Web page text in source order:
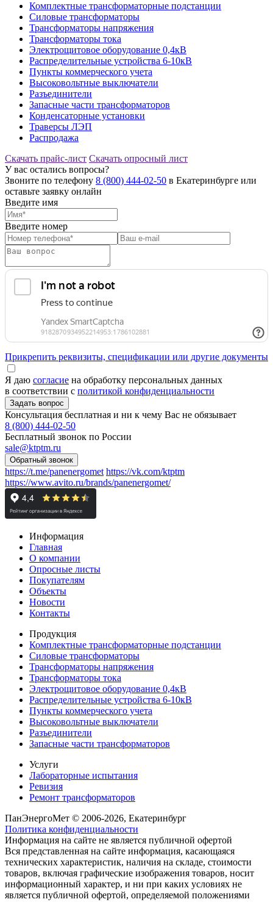
Комплектные трансформаторные подстанции
Силовые трансформаторы
Трансформаторы напряжения
Трансформаторы тока
Электрощитовое оборудование 0,4кВ
Распределительные устройства 6-10кВ
Пункты коммерческого учета
Высоковольтные выключатели
Разъединители
Запасные части трансформаторов
Конденсаторные установки
Траверсы ЛЭП
Распродажа
Скачать прайс-лист Скачать опросный лист
У вас остались вопросы?
Звоните по телефону 8 (800) 444-02-50 в Екатеринбурге или
оставьте заявку онлайн
Введите имя
Введите номер
Прикрепить реквизиты, спецификации или другие документы
Я даю согласие на обработку персональных данных
в соответствии с политикой конфиденциальности
Консультация бесплатная и ни к чему Вас не обязывает
8 (800) 444-02-50
Бесплатный звонок по России
sale@ktptm.ru
https://t.me/panenergomet https://vk.com/ktptm
https://www.avito.ru/brands/panenergomet/
Информация
Главная
О компании
Опросные листы
Покупателям
Объекты
Новости
Контакты
Продукция
Комплектные трансформаторные подстанции
Силовые трансформаторы
Трансформаторы напряжения
Трансформаторы тока
Электрощитовое оборудование 0,4кВ
Распределительные устройства 6-10кВ
Пункты коммерческого учета
Высоковольтные выключатели
Разъединители
Запасные части трансформаторов
Услуги
Лабораторные испытания
Ревизия
Ремонт трансформаторов
ПанЭнергоМет © 2006-2026, Екатеринбург
Политика конфиденциальности
Информация на сайте не является публичной офертой
Вся представленная на сайте информация, касающаяся
технических характеристик, наличия на складе, стоимости
товаров, включая графические изображения товаров, носит
информационный характер, и ни при каких условиях не
является публичной офертой, определяемой положениями